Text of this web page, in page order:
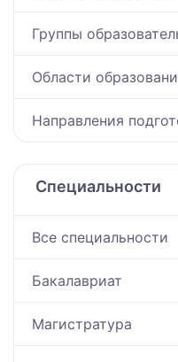
Группы
Области
Направления
Специальности
Все специальности
Бакалавриат
Магистратура